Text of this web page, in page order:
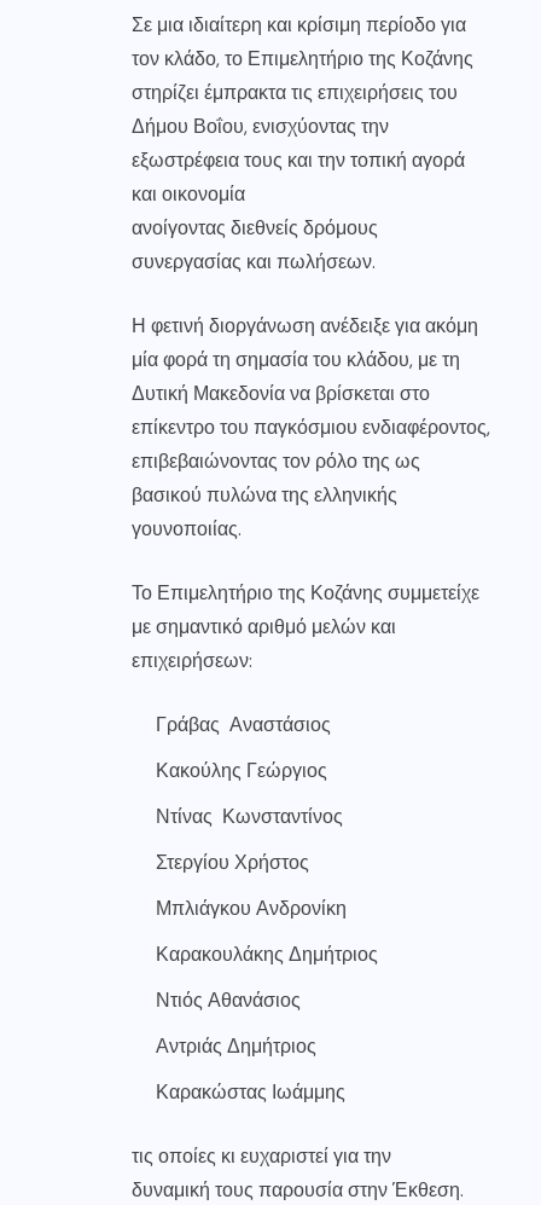
Σε μια ιδιαίτερη και κρίσιμη περίοδο για
τον κλάδο, το Επιμελητήριο της Κοζάνης
στηρίζει έμπρακτα τις επιχειρήσεις του
Δήμου Βοΐου, ενισχύοντας την
εξωστρέφεια τους και την τοπική αγορά
και οικονομία
ανοίγοντας διεθνείς δρόμους
συνεργασίας και πωλήσεων.
Η φετινή διοργάνωση ανέδειξε για ακόμη
μία φορά τη σημασία του κλάδου, με τη
Δυτική Μακεδονία να βρίσκεται στο
επίκεντρο του παγκόσμιου ενδιαφέροντος,
επιβεβαιώνοντας τον ρόλο της ως
βασικού πυλώνα της ελληνικής
γουνοποιίας.
Το Επιμελητήριο της Κοζάνης συμμετείχε
με σημαντικό αριθμό μελών και
επιχειρήσεων:
Γράβας Αναστάσιος
Κακούλης Γεώργιος
Ντίνας Κωνσταντίνος
Στεργίου Χρήστος
Μπλιάγκου Ανδρονίκη
Καρακουλάκης Δημήτριος
Ντιός Αθανάσιος
Αντριάς Δημήτριος
Καρακώστας Ιωάμμης
τις οποίες κι ευχαριστεί για την
δυναμική τους παρουσία στην Έκθεση.